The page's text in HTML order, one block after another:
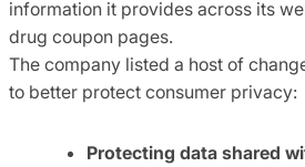
information it provides across its
drug coupon pages.
The company listed a host of
to better protect consumer privacy:
Protecting data shared